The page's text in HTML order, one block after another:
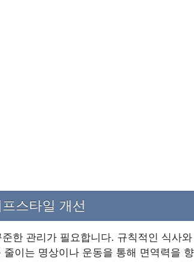
스타일 개선
한 관리가 필요합니다. 규칙적인 식사
이는 명상이나 운동을 통해 면역력을